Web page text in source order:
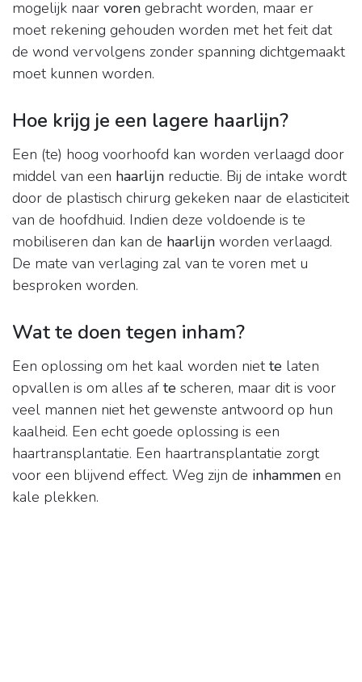
mogelijk naar voren gebracht worden, maar er
moet rekening gehouden worden met het feit dat
de wond vervolgens zonder spanning dichtgemaakt
moet kunnen worden.
Hoe krijg je een lagere haarlijn?
Een (te) hoog voorhoofd kan worden verlaagd door
middel van een haarlijn reductie. Bij de intake wordt
door de plastisch chirurg gekeken naar de elasticiteit
van de hoofdhuid. Indien deze voldoende is te
mobiliseren dan kan de haarlijn worden verlaagd.
De mate van verlaging zal van te voren met u
besproken worden.
Wat te doen tegen inham?
Een oplossing om het kaal worden niette laten
opvallen is om alles af te scheren, maar dit is voor
veel mannen niet het gewenste antwoord op hun
kaalheid. Een echt goede oplossing is een
haartransplantatie. Een haartransplantatie zorgt
voor een blijvend effect. Weg zijn de inhammen en
kale plekken.